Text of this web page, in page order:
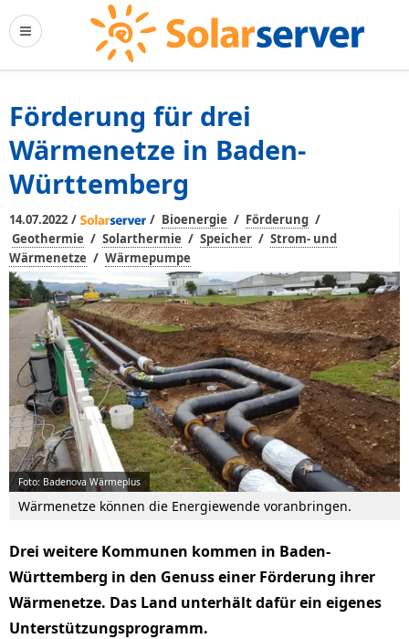
Förderung für drei
Wärmenetze in Baden-
Württemberg
14.07.2022 / / Bioenergie / Förderung /
Geothermie / Solarthermie / Speicher / Strom- und
Wärmenetze / Wärmepumpe
Foto: Badenova Wärmeplus
Wärmenetze können die Energiewende voranbringen.
Drei weitere Kommunen kommen in Baden-
Württemberg in den Genuss einer Förderung ihrer
Wärmenetze. Das Land unterhält dafür ein eigenes
Unterstützungsprogramm.